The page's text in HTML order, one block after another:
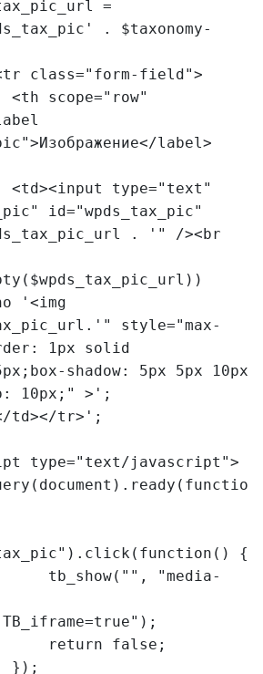
. $taxonomy-
label>
id="wpds_tax_pic"
. '" /><br
style="max-
1px solid
shadow: 5px 5px 10px
10px;" >';
{